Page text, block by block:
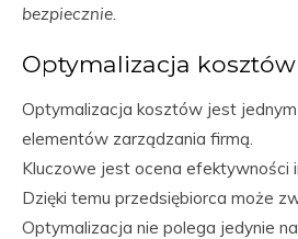
bezpiecznie.
Optymalizacja
Optymalizacja kosztów jest
elementów zarządzania firmą.
Kluczowe jest ocena efektywności
Dzięki temu przedsiębiorca może
Optymalizacja nie polega jedynie